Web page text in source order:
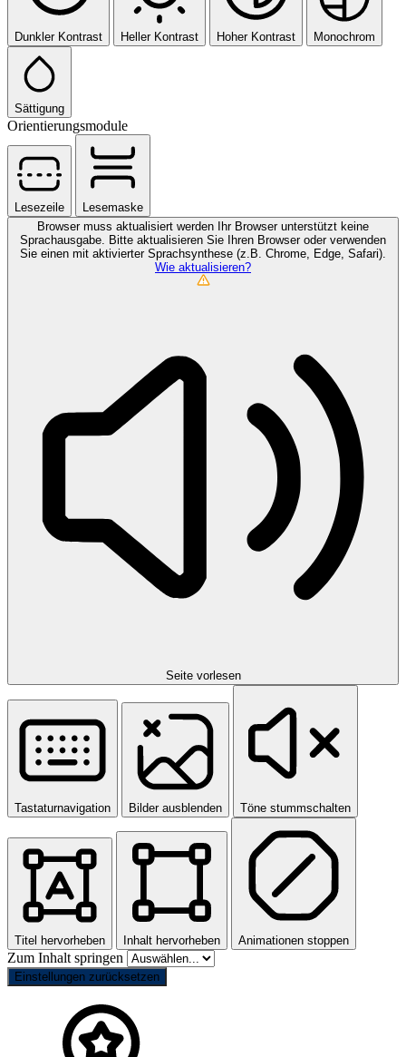
Dunkler Kontrast Heller Kontrast Hoher Kontrast Monochrom
Sättigung
Orientierungsmodule
Lesezeile
Lesemaske
Browser muss aktualisiert werden Ihr Browser unterstützt keine
Sprachausgabe. Bitte aktualisieren Sie Ihren Browser oder verwenden
Sie einen mit aktivierter Sprachsynthese (z.B. Chrome, Edge, Safari).
Wie aktualisieren?
Seite vorlesen
Tastaturnavigation Bilder ausblenden Töne stummschalten
Titel hervorheben Inhalt hervorheben Animationen stoppen
Zum Inhalt springen
Einstellungen zurücksetzen